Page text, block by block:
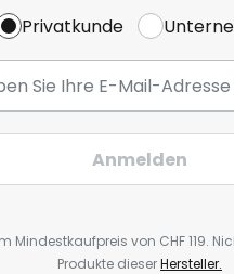
Privatkunde
Anmelden
Mindestkaufpreis von CHF 119.
Produkte dieserHersteller.